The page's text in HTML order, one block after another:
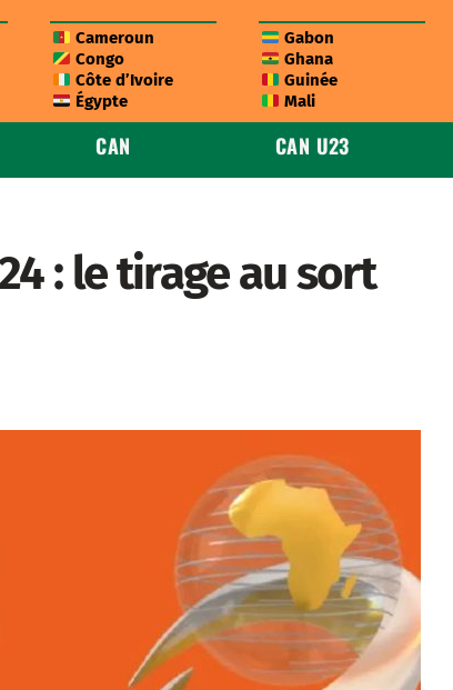
Cameroun
Congo
Côte d’Ivoire
Égypte
Gabon
Ghana
Guinée
Mali
CAN CAN U23
: le tirage au sort